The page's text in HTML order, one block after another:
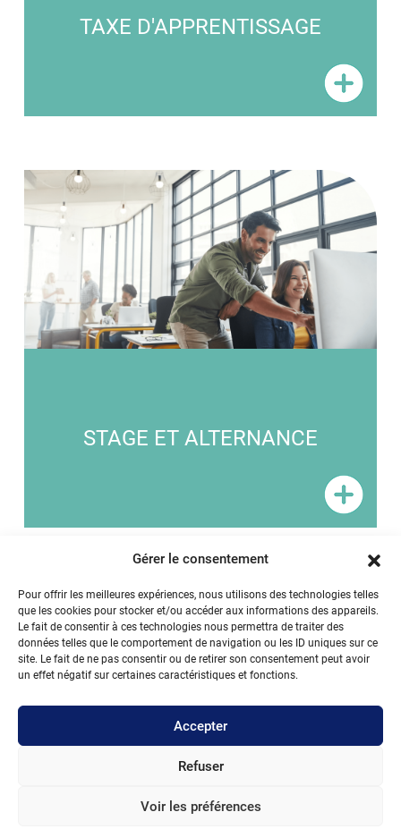
Gérer le consentement
Pour offrir les meilleures expériences, nous utilisons des technologies telles
que les cookies pour stocker et/ou accéder aux informations des appareils.
Le fait de consentir à ces technologies nous permettra de traiter des
données telles que le comportement de navigation ou les ID uniques sur ce
site. Le fait de ne pas consentir ou de retirer son consentement peut avoir
un effet négatif sur certaines caractéristiques et fonctions.
Accepter
Refuser
Voir les préférences
TAXE D'APPRENTISSAGE
STAGE ET ALTERNANCE